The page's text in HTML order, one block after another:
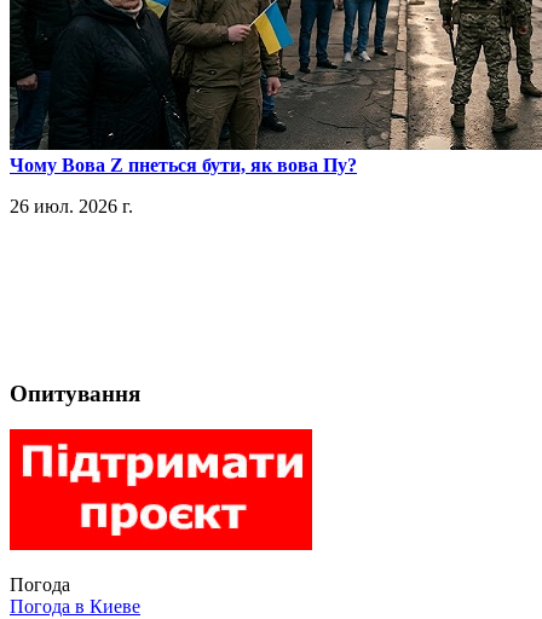
​Чому Вова Z пнеться бути, як вова Пу?
26 июл. 2026 г.
Опитування
Погода
Погода в Киеве